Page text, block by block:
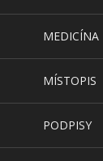
MEDICÍNA
MÍSTOPIS
PODPISY